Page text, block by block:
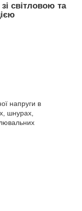
світловою та
напруги в
шнурах,